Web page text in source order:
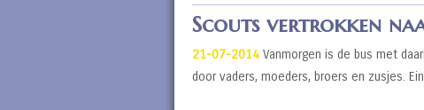
Scouts vertrokken
21-07-2014 Vanmorgen is de bus met
door vaders, moeders, broers en zusjes.